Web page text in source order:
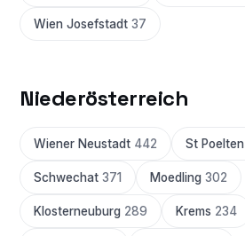
Wien Josefstadt 37
Niederösterreich
Wiener Neustadt 442 St Poelten
Schwechat 371 Moedling 302
Klosterneuburg 289 Krems 234